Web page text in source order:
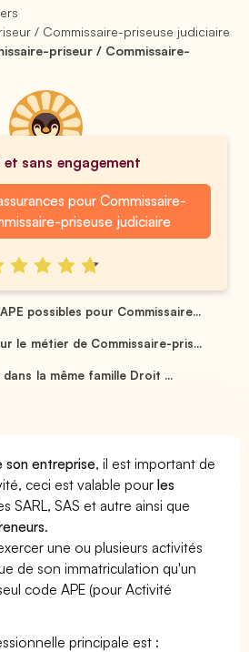
/ Commissaire-priseuse judiciaire
priseur / Commissaire-
sans engagement
pour Commissaire-
priseuse judiciaire
possibles pour Commissaire...
le métier de Commissaire-pris...
la même famille Droit ...
son entreprise, il est important de
ceci est valable pourles
SARL, SAS et autre ainsi que
.
une ou plusieurs activités
de son immatriculation qu'un
code APE (pour Activité
principale est :